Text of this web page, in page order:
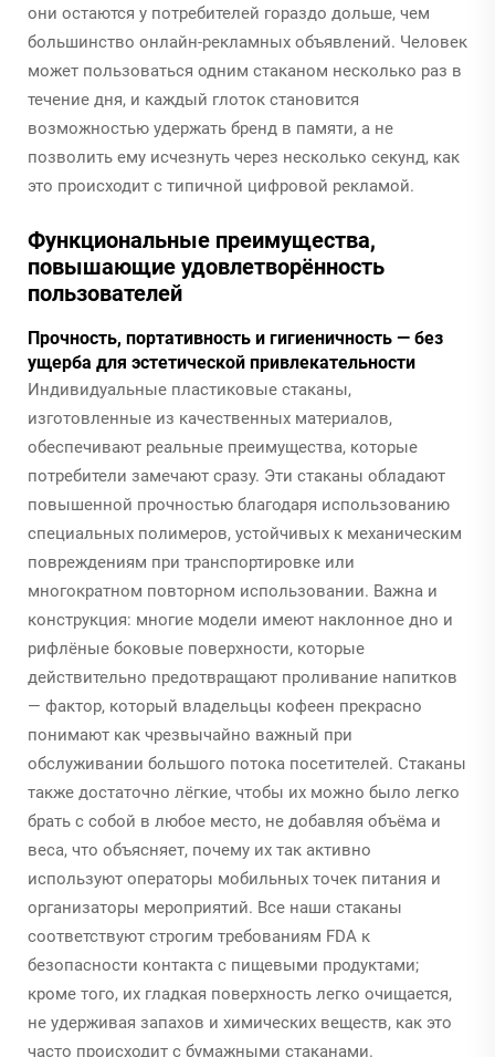
они остаются у потребителей гораздо дольше, чем
большинство онлайн-рекламных объявлений. Человек
может пользоваться одним стаканом несколько раз в
течение дня, и каждый глоток становится
возможностью удержать бренд в памяти, а не
позволить ему исчезнуть через несколько секунд, как
это происходит с типичной цифровой рекламой.
Функциональные преимущества,
повышающие удовлетворённость
пользователей
Прочность, портативность и гигиеничность — без
ущерба для эстетической привлекательности
Индивидуальные пластиковые стаканы,
изготовленные из качественных материалов,
обеспечивают реальные преимущества, которые
потребители замечают сразу. Эти стаканы обладают
повышенной прочностью благодаря использованию
специальных полимеров, устойчивых к механическим
повреждениям при транспортировке или
многократном повторном использовании. Важна и
конструкция: многие модели имеют наклонное дно и
рифлёные боковые поверхности, которые
действительно предотвращают проливание напитков
— фактор, который владельцы кофеен прекрасно
понимают как чрезвычайно важный при
обслуживании большого потока посетителей. Стаканы
также достаточно лёгкие, чтобы их можно было легко
брать с собой в любое место, не добавляя объёма и
веса, что объясняет, почему их так активно
используют операторы мобильных точек питания и
организаторы мероприятий. Все наши стаканы
соответствуют строгим требованиям FDA к
безопасности контакта с пищевыми продуктами;
кроме того, их гладкая поверхность легко очищается,
не удерживая запахов и химических веществ, как это
часто происходит с бумажными стаканами.